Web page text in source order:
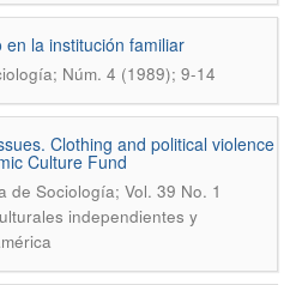
la institución familiar
Núm. 4 (1989); 9-14
Clothing and political violence
Culture Fund
de Sociología; Vol. 39 No. 1
independientes y